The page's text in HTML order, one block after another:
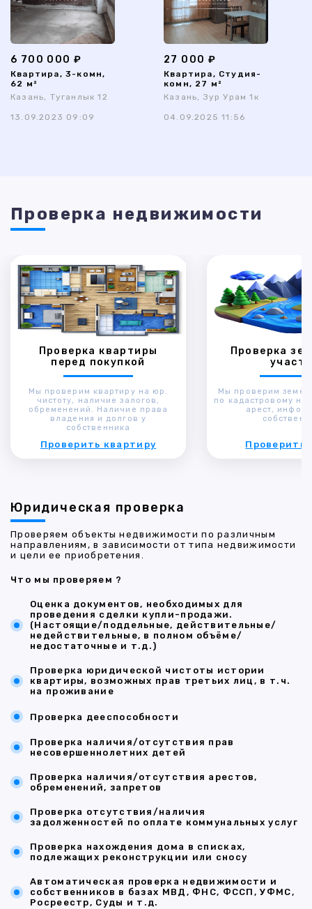
6 700 000 ₽
Квартира, 3-комн,
62 м²
Казань, Туганлык 12
13.09.2023 09:09
27 000 ₽
Квартира, Студия-
комн, 27 м²
Казань, Зур Урам 1к
04.09.2025 11:56
Проверка недвижимости
Проверка квартиры
перед покупкой
Мы проверим квартиру на юр.
чистоту, наличие залогов,
обременений. Наличие права
владения и долгов у
собственника
Проверить квартиру
Проверка
Мы проверим
по кадастровому
арест,
Проверить
Юридическая проверка
Проверяем объекты недвижимости по различным
направлениям, в зависимости от типа недвижимости
и цели ее приобретения.
Что мы проверяем ?
Оценка документов, необходимых для
проведения сделки купли-продажи.
(Настоящие/поддельные, действительные/
недействительные, в полном объёме/
недостаточные и т.д.)
Проверка юридической чистоты истории
квартиры, возможных прав третьих лиц, в т.ч.
на проживание
Проверка дееспособности
Проверка наличия/отсутствия прав
несовершеннолетних детей
Проверка наличия/отсутствия арестов,
обременений, запретов
Проверка отсутствия/наличия
задолженностей по оплате коммунальных услуг
Проверка нахождения дома в списках,
подлежащих реконструкции или сносу
Автоматическая проверка недвижимости и
собственников в базах МВД, ФНС, ФССП, УФМС,
Росреестр, Суды и т.д.